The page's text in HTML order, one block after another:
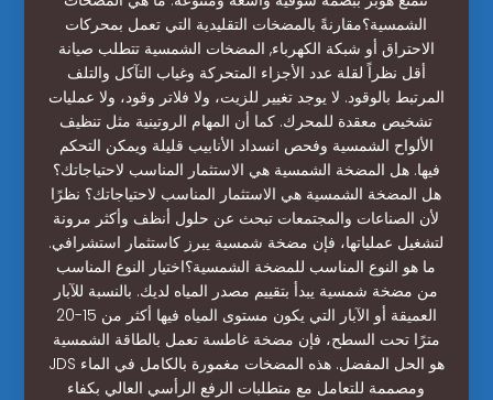
الشمسية؟مقارنةً بالمضخات التقليدية التي تعمل بمحركات
الاحتراق أو شبكة الكهرباء, المضخات الشمسية تتطلب صيانة
أقل نظراً لقلة عدد الأجزاء المتحركة وغياب التآكل والتلف
المرتبط بالوقود. لا يوجد تغيير للزيت، ولا فلاتر وقود، ولا عمليات
تشخيص معقدة للمحرك. كما أن المهام الروتينية مثل تنظيف
الألواح الشمسية وفحص انسداد الأنابيب قليلة ويمكن التحكم
فيها. هل المضخة الشمسية هي الاستثمار المناسب لاحتياجاتك؟
هل المضخة الشمسية هي الاستثمار المناسب لاحتياجاتك؟ نظرًا
لأن الصناعات والمجتمعات تبحث عن حلول أنظف وأكثر مرونة
لتشغيل عملياتها، فإن مضخة شمسية يبرز كاستثمار استشرافي.
ما هو النوع المناسب للمضخة الشمسية؟اختيار النوع المناسب
من مضخة شمسية يبدأ بتقييم مصدر المياه لديك. بالنسبة للآبار
العميقة أو الآبار التي يكون مستوى المياه فيها أكثر من 15-20
مترًا تحت السطح، فإن مضخة غاطسة تعمل بالطاقة الشمسية
JDS هو الحل المفضل. هذه المضخات مغمورة بالكامل في الماء
ومصممة للتعامل مع متطلبات الرفع الرأسي العالي بكفاء